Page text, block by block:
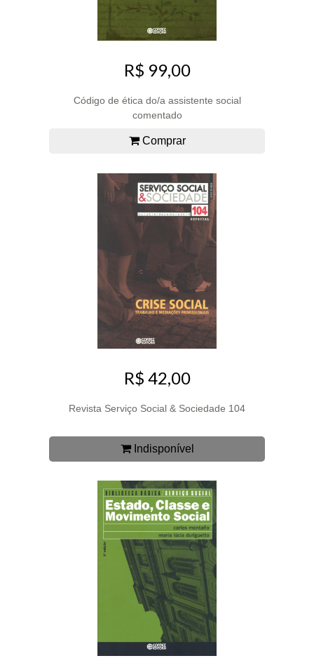
R$ 99,00
Código de ética do/a assistente social
comentado
Comprar
R$ 42,00
Revista Serviço Social & Sociedade 104
Indisponível